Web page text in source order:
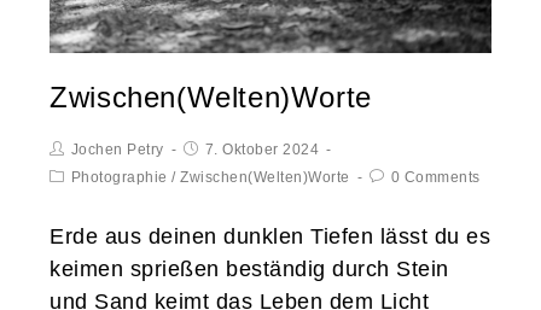
Zwischen(Welten)Worte
Jochen Petry
7. Oktober 2024
Photographie /Zwischen(Welten)Worte 0 Comments
Erde aus deinen dunklen Tiefen lässt du es
keimen sprießen beständig durch Stein
und Sand keimt das Leben dem Licht